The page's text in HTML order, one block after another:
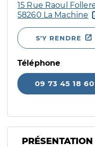
15 Rue Raoul
58260 La Machine
S'Y RENDRE
Téléphone
09 73 45 18 60
PRÉSENTATION